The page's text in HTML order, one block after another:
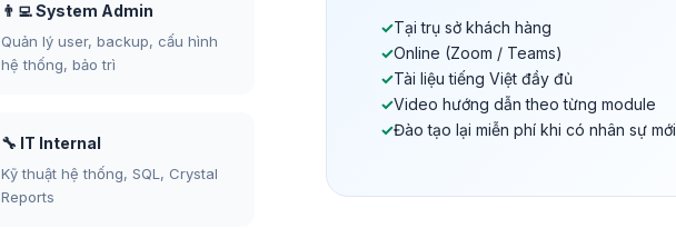
✓Tại trụ sở khách hàng
✓Online (Zoom / Teams)
✓Tài liệu tiếng Việt đầy đủ
✓Video hướng dẫn theo từng module
✓Đào tạo lại miễn phí khi có nhân sự mới
👨‍💻 System Admin
Quản lý user, backup, cấu hình
hệ thống, bảo trì
🔧 IT Internal
Kỹ thuật hệ thống, SQL, Crystal
Reports